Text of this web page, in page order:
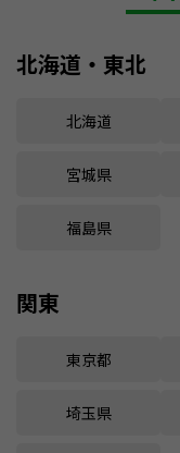
北海道・東北
北海道
宮城県
福島県
関東
東京都
埼玉県